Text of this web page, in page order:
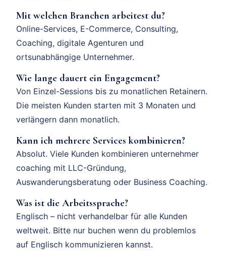
Mit welchen Branchen arbeitest du?
Online-Services, E-Commerce, Consulting,
Coaching, digitale Agenturen und
ortsunabhängige Unternehmer.
Wie lange dauert ein Engagement?
Von Einzel-Sessions bis zu monatlichen Retainern.
Die meisten Kunden starten mit 3 Monaten und
verlängern dann monatlich.
Kann ich mehrere Services kombinieren?
Absolut. Viele Kunden kombinieren unternehmer
coaching mit LLC-Gründung,
Auswanderungsberatung oder Business Coaching.
Was ist die Arbeitssprache?
Englisch – nicht verhandelbar für alle Kunden
weltweit. Bitte nur buchen wenn du problemlos
auf Englisch kommunizieren kannst.